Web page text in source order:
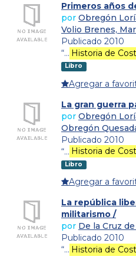
Primeros años
por Obregón
Volio Brenes,
Publicado 2010
“… Historia de
Libro
Agregar a
La gran guerra
por Obregón
Obregón
Publicado 2010
“… Historia de
Libro
Agregar a
La república
militarismo /
por De la Cruz
Publicado 2010
“… Historia de